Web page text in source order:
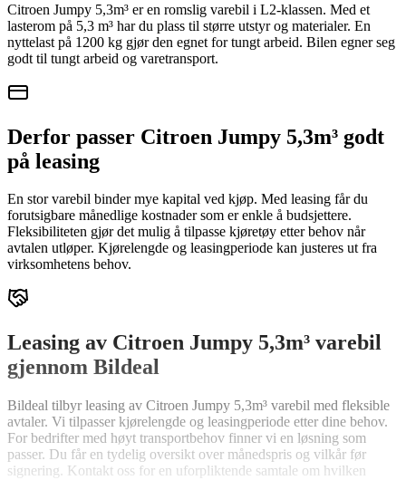
Citroen Jumpy 5,3m³ er en romslig varebil i L2-klassen. Med et
lasterom på 5,3 m³ har du plass til større utstyr og materialer. En
nyttelast på 1200 kg gjør den egnet for tungt arbeid. Bilen egner seg
godt til tungt arbeid og varetransport.
Derfor passer Citroen Jumpy 5,3m³ godt
på leasing
En stor varebil binder mye kapital ved kjøp. Med leasing får du
forutsigbare månedlige kostnader som er enkle å budsjettere.
Fleksibiliteten gjør det mulig å tilpasse kjøretøy etter behov når
avtalen utløper. Kjørelengde og leasingperiode kan justeres ut fra
virksomhetens behov.
Leasing av Citroen Jumpy 5,3m³ varebil
gjennom Bildeal
Bildeal tilbyr leasing av Citroen Jumpy 5,3m³ varebil med fleksible
avtaler. Vi tilpasser kjørelengde og leasingperiode etter dine behov.
For bedrifter med høyt transportbehov finner vi en løsning som
passer. Du får en tydelig oversikt over månedspris og vilkår før
signering. Kontakt oss for en uforpliktende samtale om hvilken